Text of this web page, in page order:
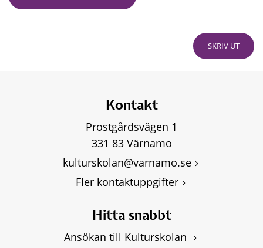
SKRIV UT
Kontakt
Prostgårdsvägen 1
331 83 Värnamo
kulturskolan@varnamo.se
Fler kontaktuppgifter
Hitta snabbt
Ansökan till Kulturskolan